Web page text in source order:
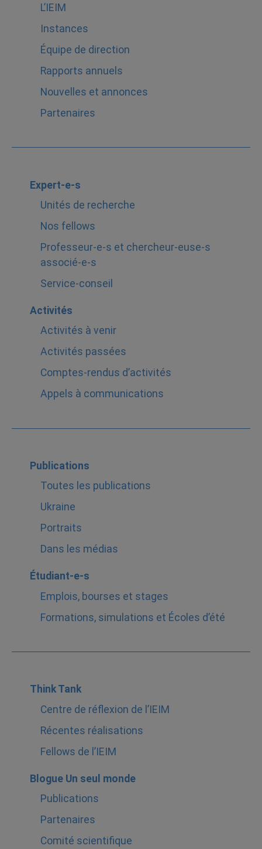
L’IEIM
Instances
Équipe de direction
Rapports annuels
Nouvelles et annonces
Partenaires
Expert-e-s
Unités de recherche
Nos fellows
Professeur-e-s et chercheur-euse-s
associé-e-s
Service-conseil
Activités
Activités à venir
Activités passées
Comptes-rendus d’activités
Appels à communications
Publications
Toutes les publications
Ukraine
Portraits
Dans les médias
Étudiant-e-s
Emplois, bourses et stages
Formations, simulations et Écoles d’été
Think Tank
Centre de réflexion de l’IEIM
Récentes réalisations
Fellows de l’IEIM
Blogue Un seul monde
Publications
Partenaires
Comité scientifique